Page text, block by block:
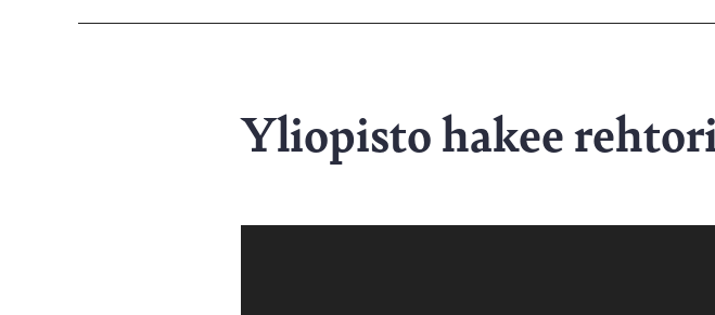
Yliopisto hakee